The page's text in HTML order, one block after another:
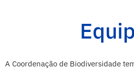
A Coordenação de Biodiversidade